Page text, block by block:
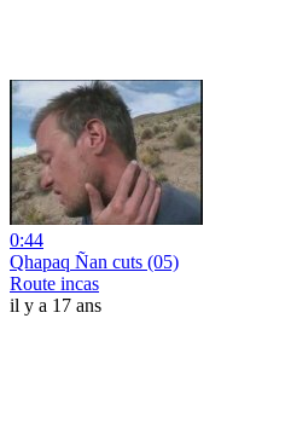
0:44
Qhapaq Ñan cuts (05)
Route incas
il y a 17 ans